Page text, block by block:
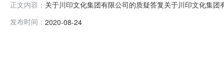
正文内容： 关于川印文化集团有限公司的质疑答复关于川印文化集
系电话：13398118387我公司于2020年8月21日收到贵
发布时间： 2020-08-24